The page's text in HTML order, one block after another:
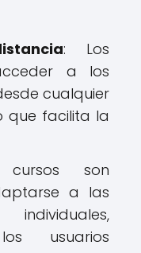
: Los
a los
cualquier
que facilita la
son
a las
usuarios